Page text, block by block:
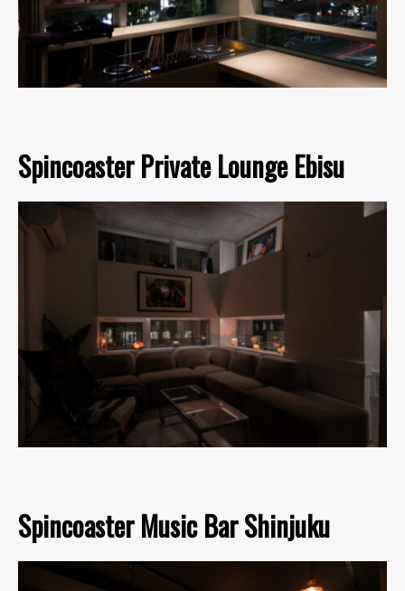
Spincoaster Private Lounge Ebisu
Spincoaster Music Bar Shinjuku